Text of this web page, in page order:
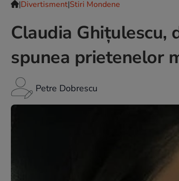
|Divertisment|Stiri Mondene
Claudia Ghițulescu,
spunea prietenelor
Petre Dobrescu